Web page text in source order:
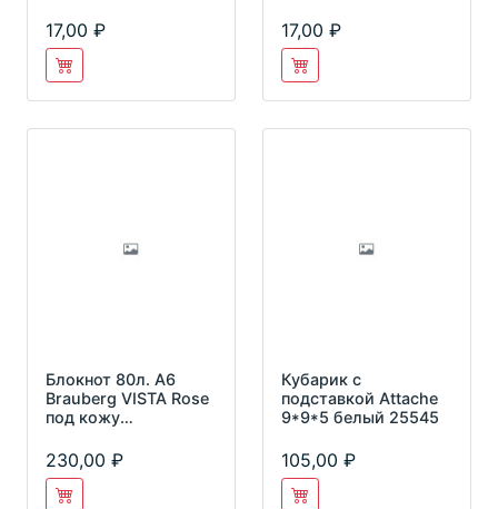
Б7к40гр_24250
17,00
40Б7Вгр
17,00
Блокнот 80л. А6
Brauberg VISTA Rose
под кожу
фольга 112097
230,00
Кубарик с
подставкой Attache
9*9*5 белый 25545
105,00